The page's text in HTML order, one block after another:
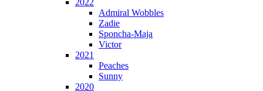
2022
Admiral Wobbles
Zadie
Sponcha-Maja
Victor
2021
Peaches
Sunny
2020